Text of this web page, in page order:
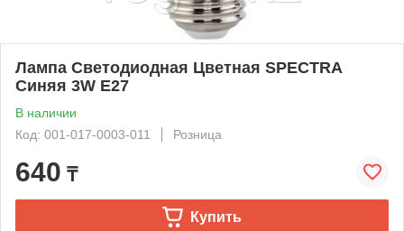
Лампа Светодиодная Цветная SPECTRA
Синяя 3W E27
В наличии
Код: 001-017-0003-011
Розница
640 ₸
Купить